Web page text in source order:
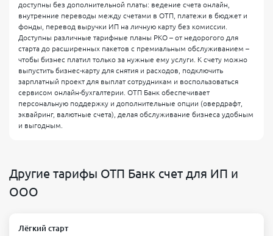
доступны без дополнительной платы: ведение счета онлайн,
внутренние переводы между счетами в ОТП, платежи в бюджет и
фонды, перевод выручки ИП на личную карту без комиссии.
Доступны различные тарифные планы РКО – от недорогого для
старта до расширенных пакетов с премиальным обслуживанием –
чтобы бизнес платил только за нужные ему услуги. К счету можно
выпустить бизнес-карту для снятия и расходов, подключить
зарплатный проект для выплат сотрудникам и воспользоваться
сервисом онлайн-бухгалтерии. ОТП Банк обеспечивает
персональную поддержку и дополнительные опции (овердрафт,
эквайринг, валютные счета), делая обслуживание бизнеса удобным
и выгодным.
Другие тарифы ОТП Банк счет для ИП и
ООО
Лёгкий старт